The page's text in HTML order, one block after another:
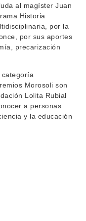
al magíster Juan
Historia
por la
por sus aportes
precarización
Morosoli son
Lolita Rubial
a personas
y la educación